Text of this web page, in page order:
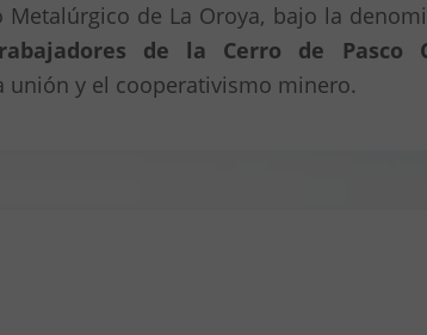
de La Oroya, bajo la
de la Cerro de Pasco
unión y el cooperativismo minero.